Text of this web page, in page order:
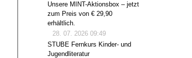
Unsere MINT-Aktionsbox – jetzt
zum Preis von € 29,90
erhältlich.
28. 07. 2026 09:49
STUBE Fernkurs Kinder- und
Jugendliteratur